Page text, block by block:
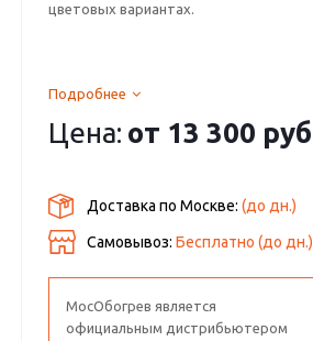
цветовых вариантах.
Подробнее
Цена: от 13 300 руб
Доставка по Москве:(до дн.)
Самовывоз:Бесплатно (до дн.)
МосОбогрев является
официальным дистрибьютером